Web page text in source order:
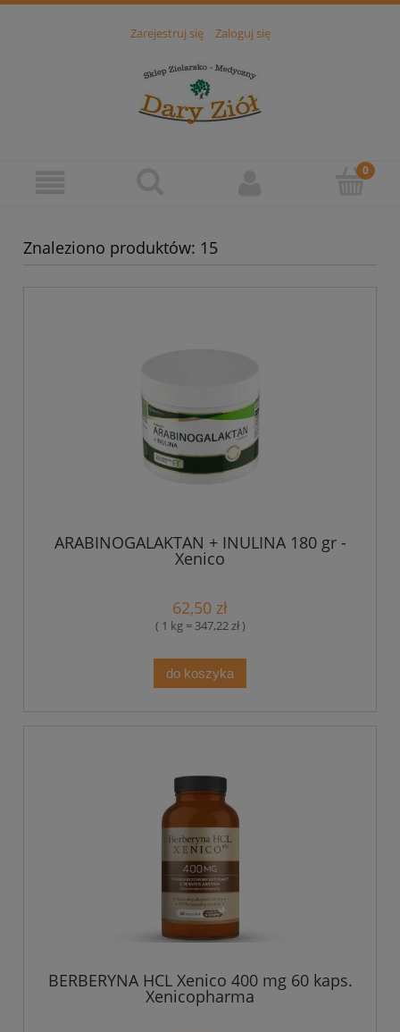
Zarejestruj się Zaloguj się
Znaleziono produktów: 15
ARABINOGALAKTAN + INULINA 180 gr -
Xenico
62,50 zł
( 1 kg = 347,22 zł )
do koszyka
BERBERYNA HCL Xenico 400 mg 60 kaps.
Xenicopharma